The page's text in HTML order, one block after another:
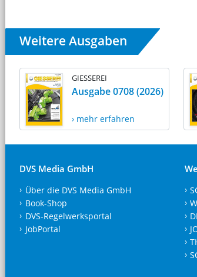
Weitere Ausgaben
GIESSEREI
Ausgabe 0708 (2026)
› mehr erfahren
DVS Media GmbH
Über die DVS Media GmbH
Book-Shop
DVS-Regelwerksportal
JobPortal